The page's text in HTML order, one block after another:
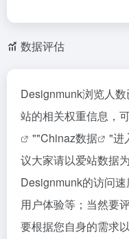
数据评估
Designmunk浏览人
站的相关权重信息，
""Chinaz数据
"进
议大家请以爱站数据
Designmunk的访问速
用户体验等；当然要
要根据您自身的需求